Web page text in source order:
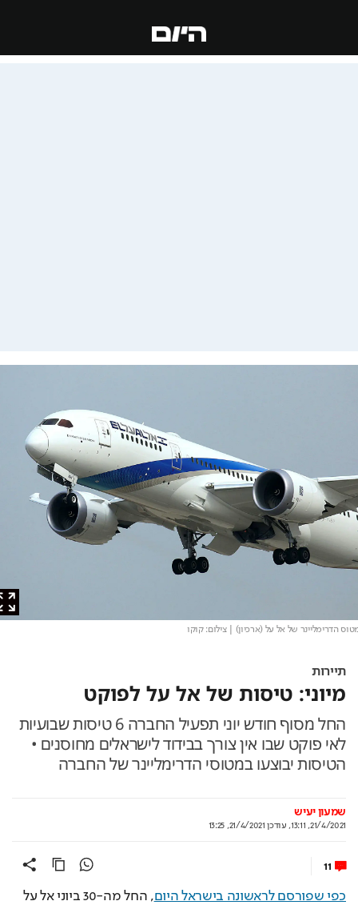
הדרימליינר של אל על (ארכיון)| צילום: קוקו
תיירות
מיוני: טיסות של אל על לפוקט
החל מסוף חודש יוני תפעיל החברה 6 טיסות שבועיות
לאי פוקט שבו אין צורך בבידוד לישראלים מחוסנים •
הטיסות יבוצעו במטוסי הדרימליינר של החברה
שמעון יעיש
21/4/2021, 13:11
,עודכן21/4/2021, 13:25
11
כפי שפורסם לראשונה בישראל היום
, החל מה-30 ביוני אל על